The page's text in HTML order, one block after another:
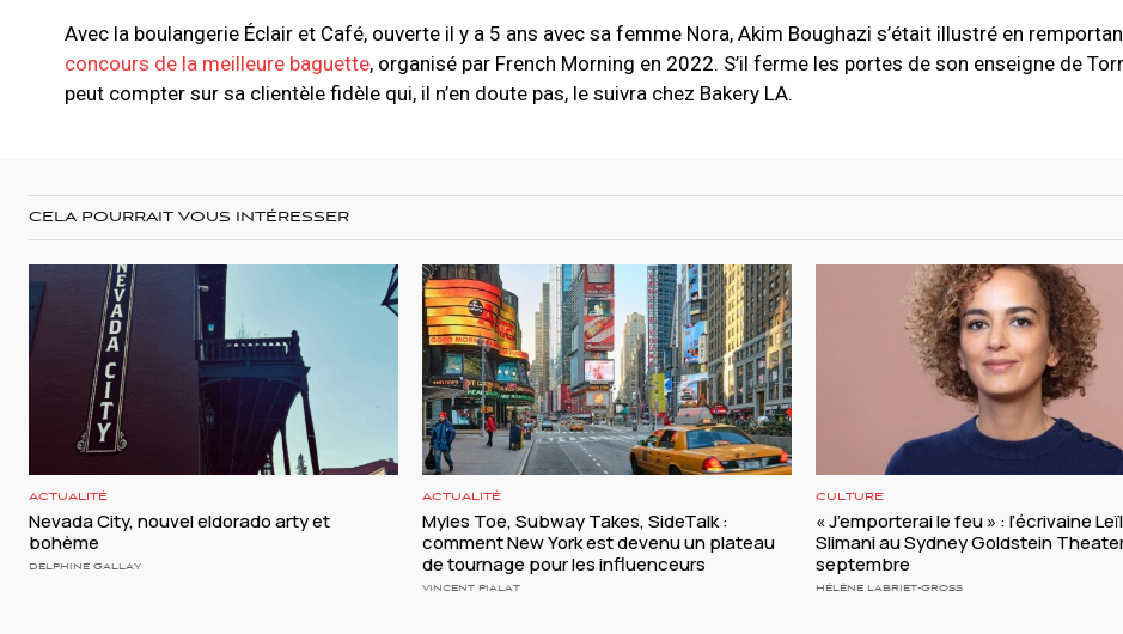
Avec la boulangerie Éclair et Café, ouverte il y a 5 ans avec sa femme Nora, Akim Boughazi s’était illustré en
concours de la meilleure baguette, organisé par French Morning en 2022. S’il ferme les portes de son enseigne de
peut compter sur sa clientèle fidèle qui, il n’en doute pas, le suivra chez Bakery LA.
CELA POURRAIT VOUS INTÉRESSER
ACTUALITÉ
Nevada City, nouvel eldorado arty et
bohème
DELPHINE GALLAY
ACTUALITÉ
Myles Toe, Subway Takes, SideTalk :
comment New York est devenu un plateau
de tournage pour les influenceurs
VINCENT PIALAT
CULTURE
« J’emporterai le feu » : l’écrivaine
Slimani au Sydney Goldstein
septembre
HÉLÈNE LABRIET-GROSS